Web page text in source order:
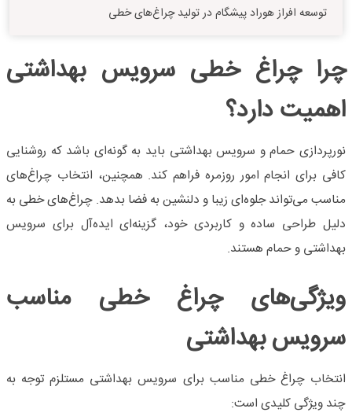
توسعه افراز هوراد پیشگام در تولید چراغ‌های خطی
چرا چراغ خطی سرویس بهداشتی
اهمیت دارد؟
نورپردازی حمام و سرویس بهداشتی باید به گونه‌ای باشد که روشنایی
کافی برای انجام امور روزمره فراهم کند. همچنین، انتخاب چراغ‌های
مناسب می‌تواند جلوه‌ای زیبا و دلنشین به فضا بدهد. چراغ‌های خطی به
دلیل طراحی ساده و کاربردی خود، گزینه‌ای ایده‌آل برای سرویس
بهداشتی و حمام هستند.
ویژگی‌های چراغ خطی مناسب
سرویس بهداشتی
انتخاب چراغ خطی مناسب برای سرویس بهداشتی مستلزم توجه به
چند ویژگی کلیدی است: